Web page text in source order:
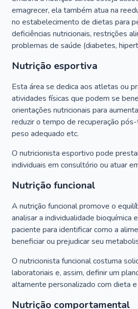
emagrecer, ela também atua na
no estabelecimento de dietas para
deficiências nutricionais, restrições
problemas de saúde (diabetes,
Nutrição esportiva
Esta área se dedica aos atletas ou
atividades físicas que podem se
orientações nutricionais para
reduzir o tempo de recuperação
peso adequado etc.
O nutricionista esportivo pode
individuais em consultório ou atuar
Nutrição funcional
A nutrição funcional promove o
analisar a individualidade bioquímica
paciente para identificar como a
beneficiar ou prejudicar seu
O nutricionista funcional costuma
laboratoriais e, assim, definir um
altamente personalizado com dieta
Nutrição comportamental